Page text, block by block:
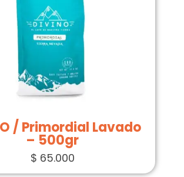
/ Primordial Lavado
– 500gr
$ 65.000